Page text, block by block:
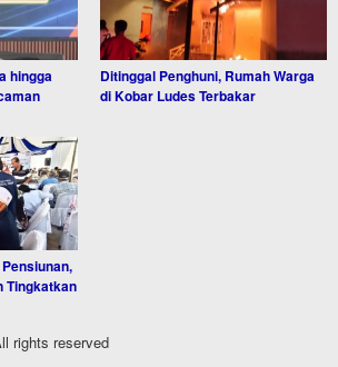
hingga
Ditinggal Penghuni, Rumah Warga
di Kobar Ludes Terbakar
Tingkatkan
rights reserved